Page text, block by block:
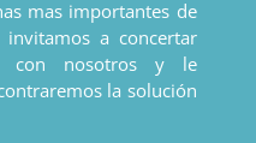
mas importantes de
a concertar
con nosotros y le
la solución